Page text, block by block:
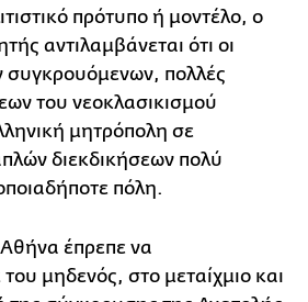
πρότυπο ή μοντέλο, ο
αντιλαμβάνεται ότι οι
συγκρουόμενων, πολλές
του νεοκλασικισμού
μητρόπολη σε
διεκδικήσεων πολύ
πόλη.
έπρεπε να
μηδενός, στο μεταίχμιο και